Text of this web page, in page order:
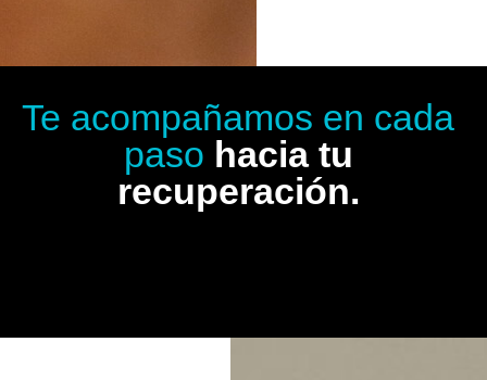
Te acompañamos en cada
paso hacia tu
recuperación.